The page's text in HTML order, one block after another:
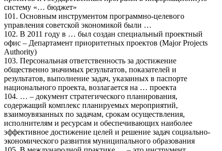
систему «… бюджет»
101. Основным инструментом программно-целевого
управления советской экономикой были …
102. В 2011 году в … был создан специальный проектный
офис – Департамент приоритетных проектов (Major Projects
Authority)
103. Персональная ответственность за достижение
общественно значимых результатов, показателей и
результатов, выполнение задач, указанных в паспорте
национального проекта, возлагается на … проекта
104. … – документ стратегического планирования,
содержащий комплекс планируемых мероприятий,
взаимоувязанных по задачам, срокам осуществления,
исполнителям и ресурсам и обеспечивающих наиболее
эффективное достижение целей и решение задач социально-
экономического развития муниципального образования